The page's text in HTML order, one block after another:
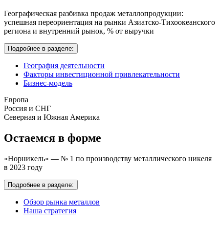
Географическая разбивка продаж металлопродукции:
успешная переориентация на рынки Азиатско-Тихоокеанского
региона и внутренний рынок, % от выручки
Подробнее в разделе:
География деятельности
Факторы инвестиционной привлекательности
Бизнес-модель
Европа
Россия и СНГ
Северная и Южная Америка
Остаемся в форме
«Норникель» — № 1 по производству металлического никеля
в 2023 году
Подробнее в разделе:
Обзор рынка металлов
Наша стратегия